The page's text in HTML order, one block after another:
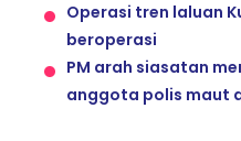
Operasi tren laluan
beroperasi
PM arah siasatan
anggota polis maut